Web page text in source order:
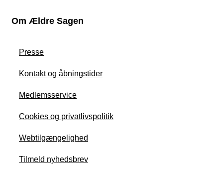
Om Ældre Sagen
Presse
Kontakt og åbningstider
Medlemsservice
Cookies og privatlivspolitik
Webtilgængelighed
Tilmeld nyhedsbrev